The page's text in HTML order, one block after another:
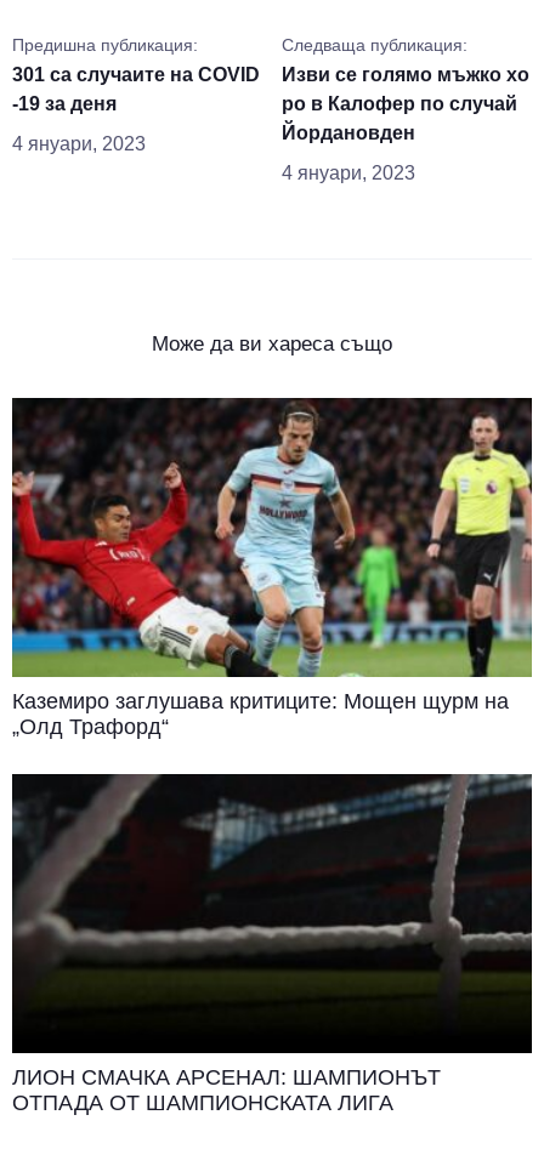
Предишна публикация:
301 са случаите на COVID
-19 за деня
4 януари, 2023
Следваща публикация:
Изви се голямо мъжко хо
ро в Калофер по случай
Йордановден
4 януари, 2023
Може да ви хареса също
Каземиро заглушава критиците: Мощен щурм на
„Олд Трафорд“
ЛИОН СМАЧКА АРСЕНАЛ: ШАМПИОНЪТ
ОТПАДА ОТ ШАМПИОНСКАТА ЛИГА